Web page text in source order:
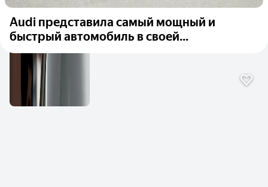
Audi представила самый мощный и
быстрый автомобиль в своей...